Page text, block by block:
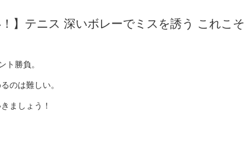
】テニス 深いボレーでミスを誘う これこそ
ト勝負。
のは難しい。
ましょう！